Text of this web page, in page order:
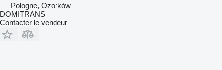
Pologne, Ozorków
DOMITRANS
Contacter le vendeur